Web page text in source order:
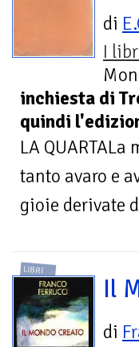
di
I
inchiesta di
quindi
LA
tanto avaro e
gioie derivate
LIBRI
Il
di